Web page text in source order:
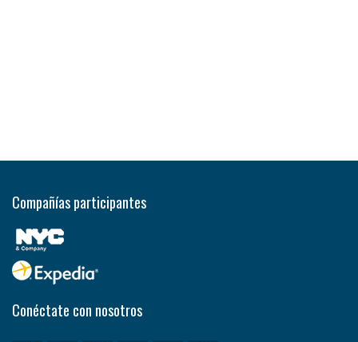
Compañías participantes
Conéctate con nosotros